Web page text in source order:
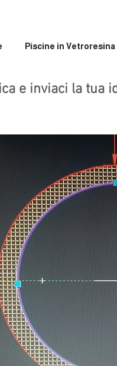
Piscine in Vetroresina
e inviaci la tua